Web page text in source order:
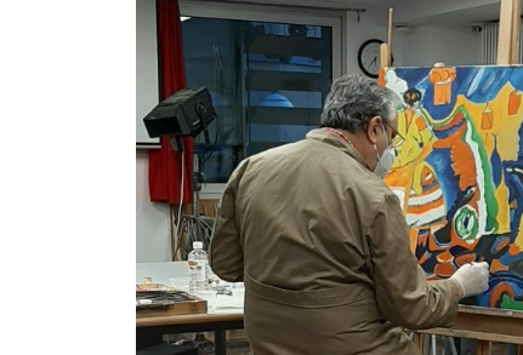
Contact
Emplacement
Español
Català